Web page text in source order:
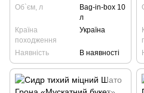
Об`єм, л
Bag-in-box 10
л
Країна
походження
Україна
Наявність В наявності